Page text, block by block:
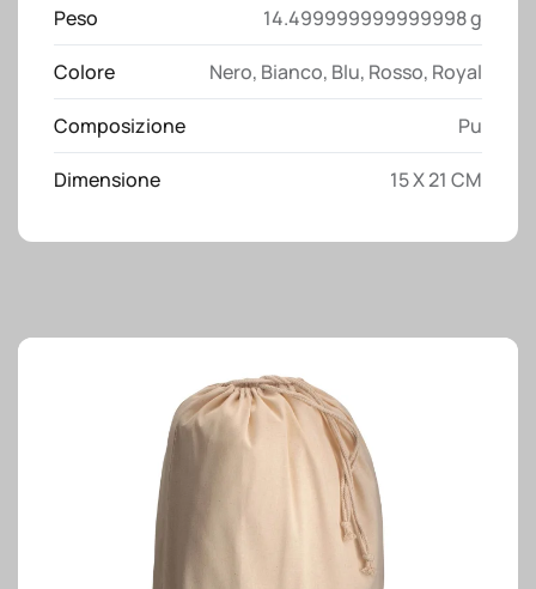
con
fogli
a
righe
(80
pag.)
quantità
Peso 14.499999999999998 g
Colore Nero, Bianco, Blu, Rosso, Royal
Composizione Pu
Dimensione 15 X 21 CM